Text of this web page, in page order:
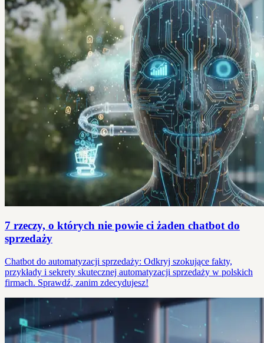
7 rzeczy, o których nie powie ci żaden chatbot do
sprzedaży
Chatbot do automatyzacji sprzedaży: Odkryj szokujące fakty,
przykłady i sekrety skutecznej automatyzacji sprzedaży w polskich
firmach. Sprawdź, zanim zdecydujesz!